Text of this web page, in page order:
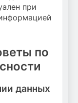
при
по
данных